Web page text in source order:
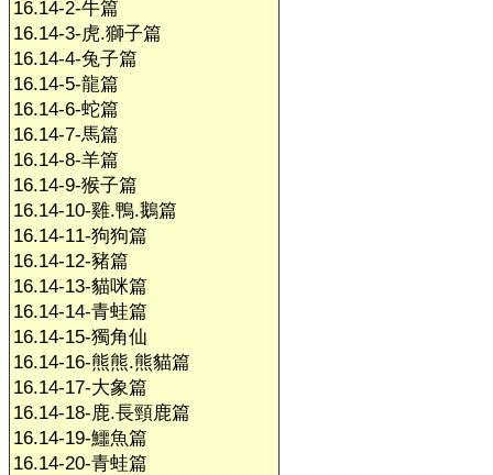
16.14-2-牛篇
16.14-3-虎.獅子篇
16.14-4-兔子篇
16.14-5-龍篇
16.14-6-蛇篇
16.14-7-馬篇
16.14-8-羊篇
16.14-9-猴子篇
16.14-10-雞.鴨.鵝篇
16.14-11-狗狗篇
16.14-12-豬篇
16.14-13-貓咪篇
16.14-14-青蛙篇
16.14-15-獨角仙
16.14-16-熊熊.熊貓篇
16.14-17-大象篇
16.14-18-鹿.長頸鹿篇
16.14-19-鱷魚篇
16.14-20-青蛙篇